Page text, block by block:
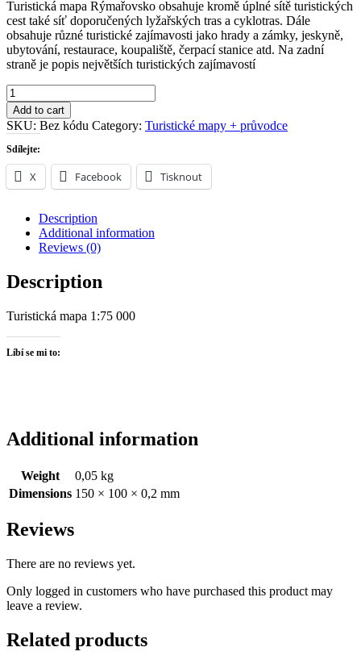
Turistická mapa Rýmařovsko obsahuje kromě úplné sítě turistických
cest také síť doporučených lyžařských tras a cyklotras. Dále
obsahuje různé turistické zajímavosti jako hrady a zámky, jeskyně,
ubytování, restaurace, koupaliště, čerpací stanice atd. Na zadní
straně je popis největších turistických zajímavostí
Rýmařovsko
quantity
Add to cart
SKU: Bez kódu Category: Turistické mapy + průvodce
Sdílejte:
X Facebook Tisknout
Description
Additional information
Reviews (0)
Description
Turistická mapa 1:75 000
Líbí se mi to:
Additional information
Weight
0,05 kg
Dimensions 150 × 100 × 0,2 mm
Reviews
There are no reviews yet.
Only logged in customers who have purchased this product may
leave a review.
Related products